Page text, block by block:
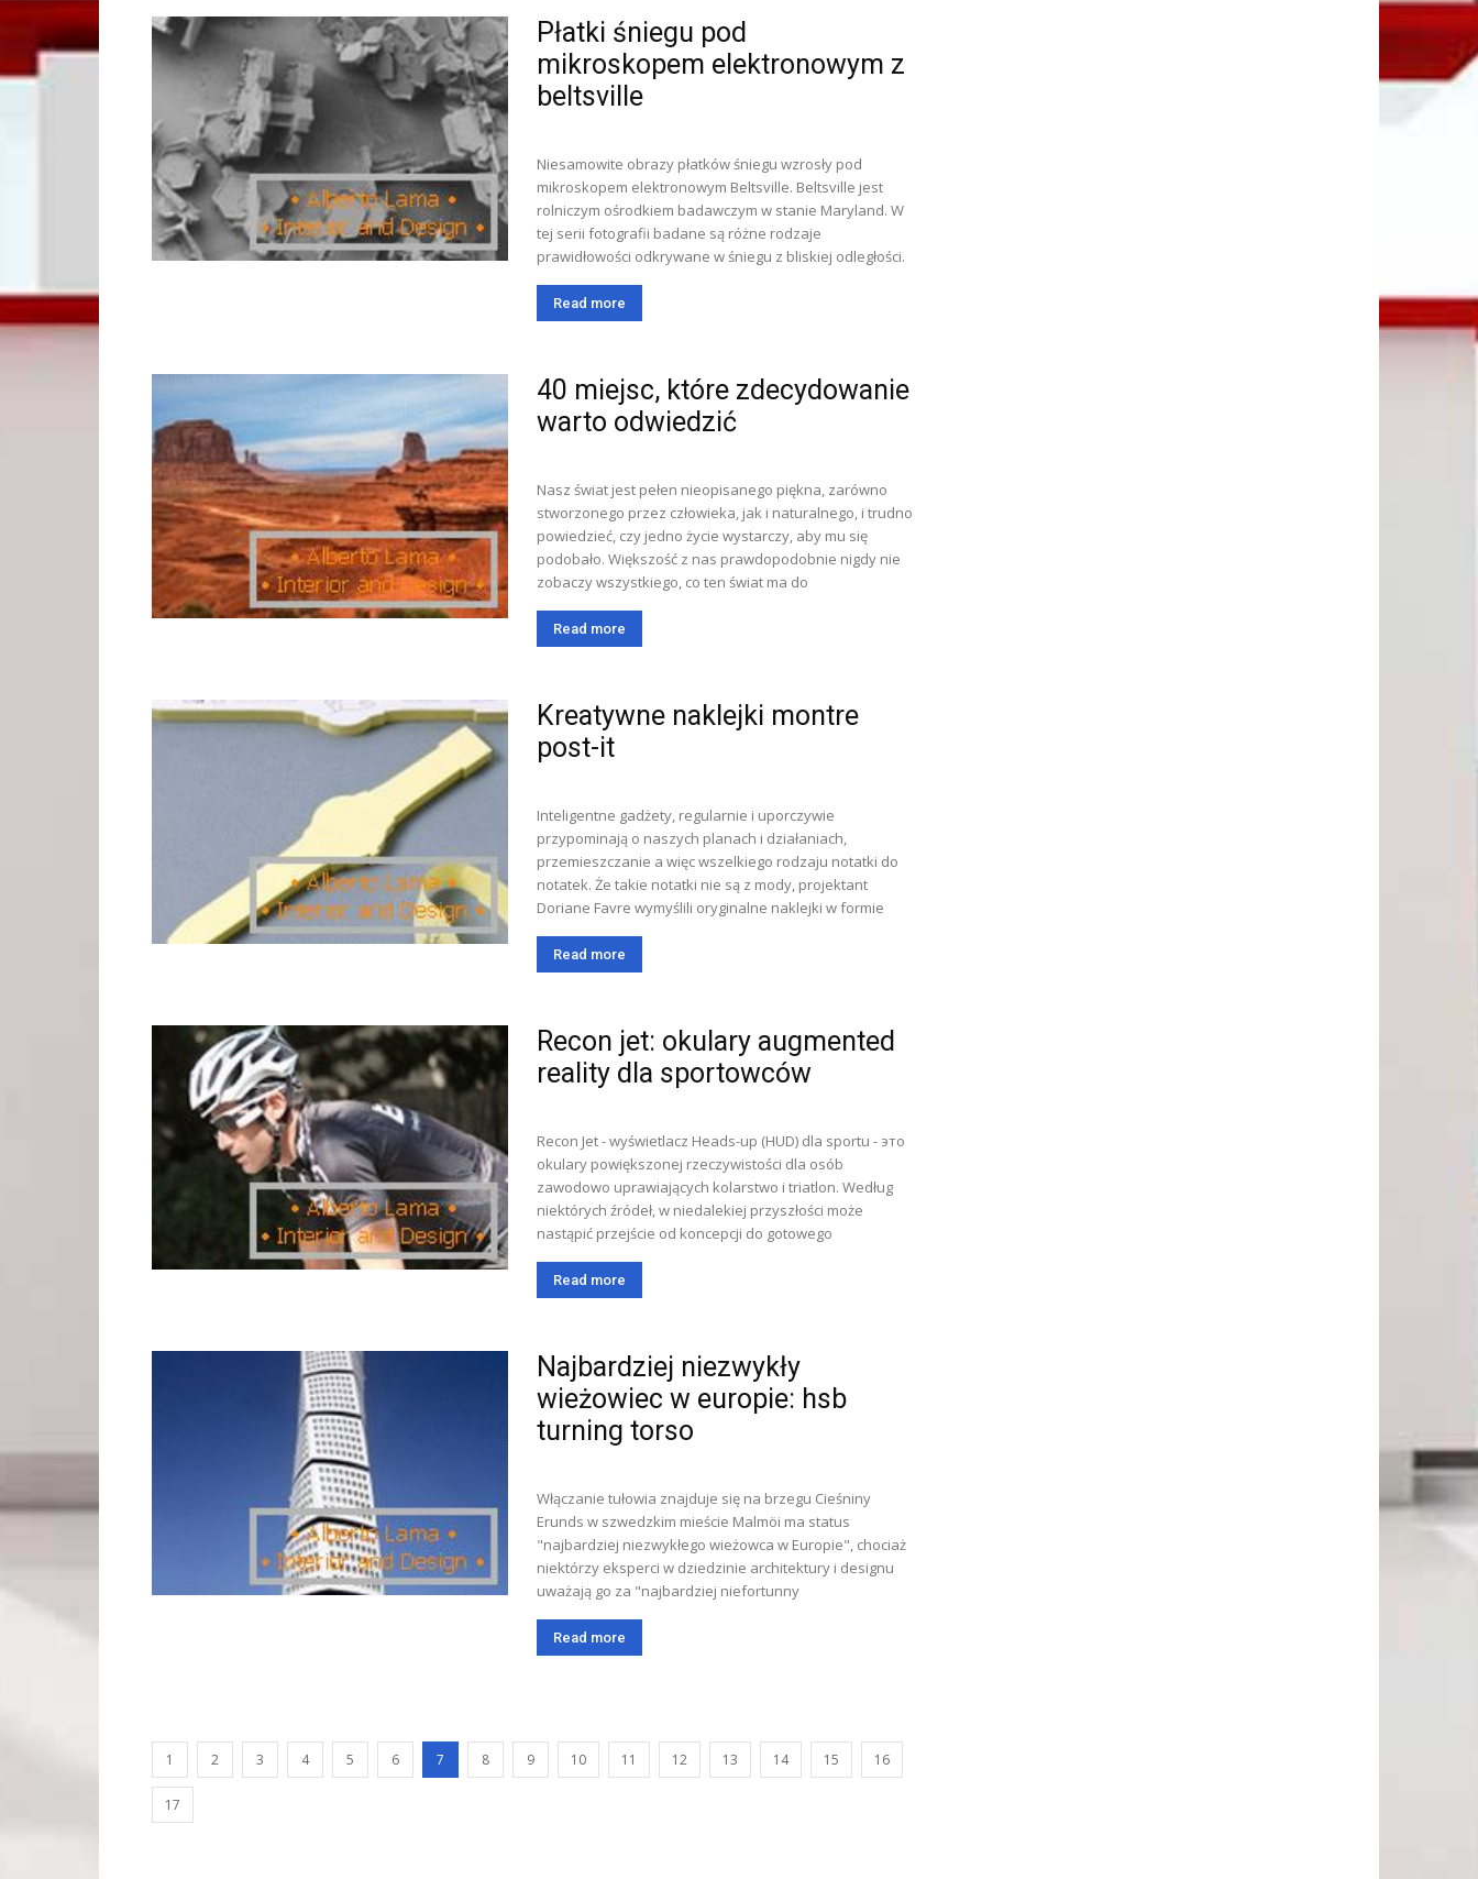
Płatki śniegu pod
mikroskopem elektronowym z
beltsville
Niesamowite obrazy płatków śniegu wzrosły pod
mikroskopem elektronowym Beltsville. Beltsville jest
rolniczym ośrodkiem badawczym w stanie Maryland. W
tej serii fotografii badane są różne rodzaje
prawidłowości odkrywane w śniegu z bliskiej odległości.
Read more
40 miejsc, które zdecydowanie
warto odwiedzić
Nasz świat jest pełen nieopisanego piękna, zarówno
stworzonego przez człowieka, jak i naturalnego, i trudno
powiedzieć, czy jedno życie wystarczy, aby mu się
podobało. Większość z nas prawdopodobnie nigdy nie
zobaczy wszystkiego, co ten świat ma do
Read more
Kreatywne naklejki montre
post-it
Inteligentne gadżety, regularnie i uporczywie
przypominają o naszych planach i działaniach,
przemieszczanie a więc wszelkiego rodzaju notatki do
notatek. Że takie notatki nie są z mody, projektant
Doriane Favre wymyślili oryginalne naklejki w formie
Read more
Recon jet: okulary augmented
reality dla sportowców
Recon Jet - wyświetlacz Heads-up (HUD) dla sportu - это
okulary powiększonej rzeczywistości dla osób
zawodowo uprawiających kolarstwo i triatlon. Według
niektórych źródeł, w niedalekiej przyszłości może
nastąpić przejście od koncepcji do gotowego
Read more
Najbardziej niezwykły
wieżowiec w europie: hsb
turning torso
Włączanie tułowia znajduje się na brzegu Cieśniny
Erunds w szwedzkim mieście Malmöi ma status
"najbardziej niezwykłego wieżowca w Europie", chociaż
niektórzy eksperci w dziedzinie architektury i designu
uważają go za "najbardziej niefortunny
Read more
1 2 3 4 5 6 7 8 9 10 11 12 13 14 15 16
17